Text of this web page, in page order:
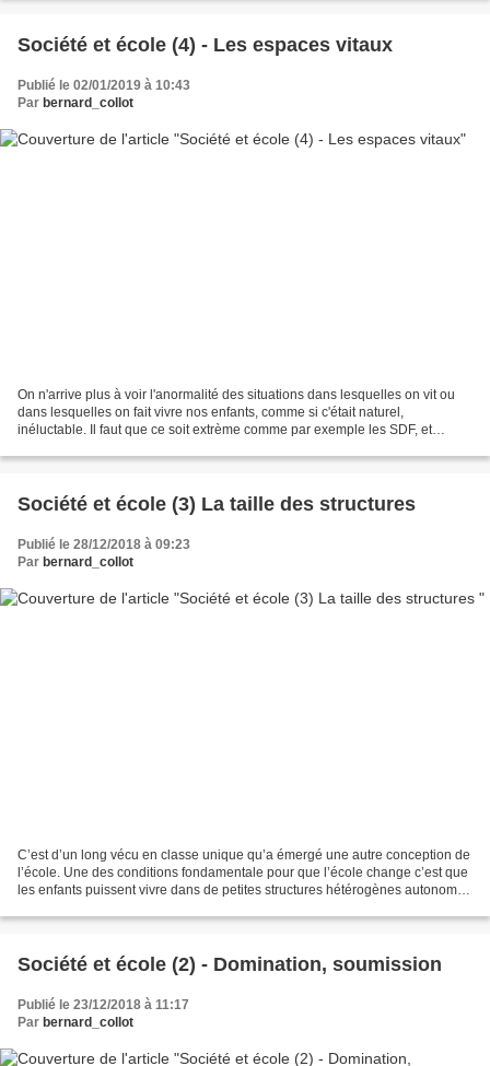
Société et école (4) - Les espaces vitaux
Publié le 02/01/2019 à 10:43
Par bernard_collot
On n'arrive plus à voir l'anormalité des situations dans lesquelles on vit ou
dans lesquelles on fait vivre nos enfants, comme si c'était naturel,
inéluctable. Il faut que ce soit extrème comme par exemple les SDF, et
Société et école (3) La taille des structures
Publié le 28/12/2018 à 09:23
Par bernard_collot
C’est d’un long vécu en classe unique qu’a émergé une autre conception de
l’école. Une des conditions fondamentale pour que l’école change c’est que
les enfants puissent vivre dans de petites structures hétérogènes autonomes
Société et école (2) - Domination, soumission
Publié le 23/12/2018 à 11:17
Par bernard_collot